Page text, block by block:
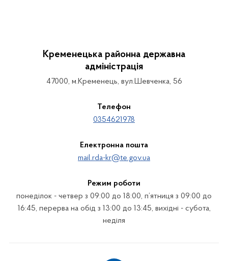
Кременецька районна державна
адміністрація
47000, м.Кременець, вул.Шевченка, 56
Телефон
0354621978
Електронна пошта
mail.rda-kr@te.gov.ua
Режим роботи
понеділок - четвер з 09:00 до 18:00, п’ятниця з 09:00 до
16:45, перерва на обід з 13:00 до 13:45, вихідні - субота,
неділя